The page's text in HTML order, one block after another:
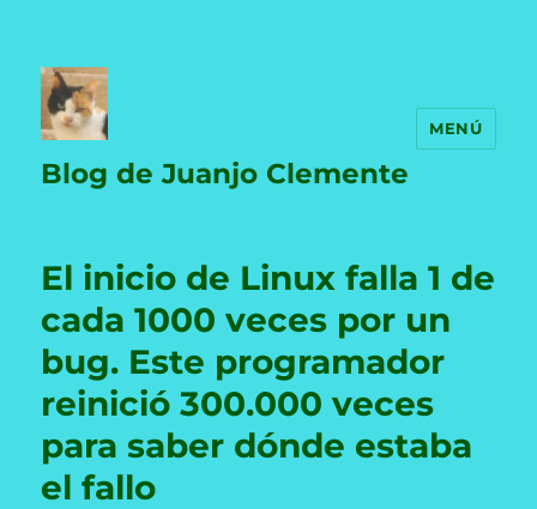
Blog de Juanjo Clemente
MENÚ
El inicio de Linux falla 1 de
cada 1000 veces por un
bug. Este programador
reinició 300.000 veces
para saber dónde estaba
el fallo